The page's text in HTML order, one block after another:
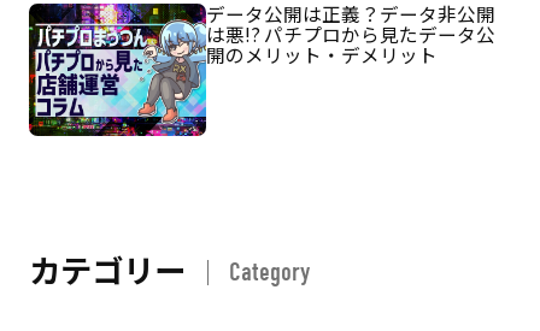
データ公開は正義？データ非公開
は悪!? パチプロから見たデータ公
開のメリット・デメリット
カテゴリー Category